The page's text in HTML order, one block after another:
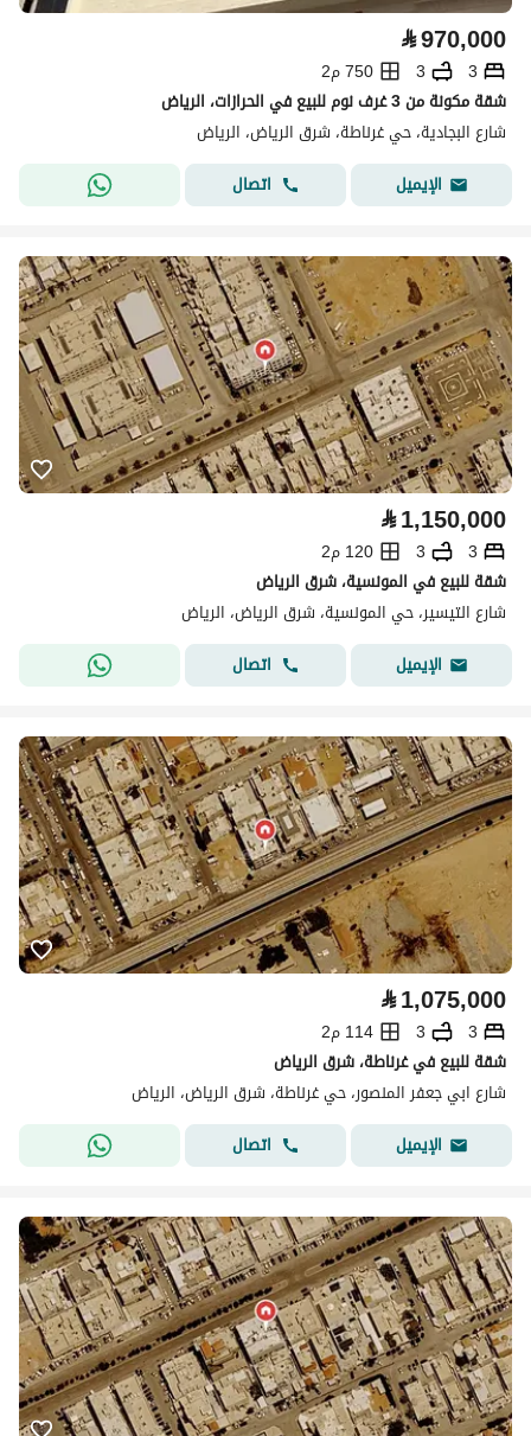
⃁970,000
3
3
750 م2
شقة مكونة من 3 غرف نوم للبيع في الحرازات، الرياض
شارع البجادية، حي غرناطة، شرق الرياض، الرياض
الإيميل
اتصال
⃁1,150,000
3
3
120 م2
شقة للبيع في المونسية، شرق الرياض
شارع التيسير، حي المونسية، شرق الرياض، الرياض
الإيميل
اتصال
⃁1,075,000
3
3
114 م2
شقة للبيع في غرناطة، شرق الرياض
شارع ابي جعفر المنصور، حي غرناطة، شرق الرياض، الرياض
الإيميل
اتصال